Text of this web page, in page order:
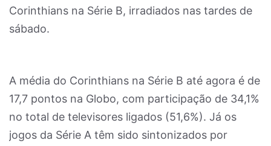
Corinthians na Série B, irradiados nas tardes de
sábado.
A média do Corinthians na Série B até agora é de
17,7 pontos na Globo, com participação de 34,1%
no total de televisores ligados (51,6%). Já os
jogos da Série A têm sido sintonizados por